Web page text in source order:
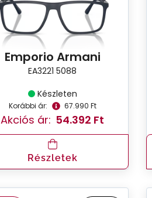
Emporio Armani
EA3221 5088
Készleten
Korábbi ár: 67.990 Ft
Akciós ár: 54.392 Ft
Részletek